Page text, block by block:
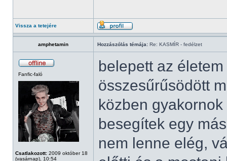
Vissza a tetejére
amphetamin Hozzászólás témája: Re: KASMÍR - fedélzet
Fanfic-faló
Csatlakozott: 2009 október 18
(vasárnap), 10:54
belepett az életem
összesűrűsödött
közben
besegítek egy
nem lenne elég,